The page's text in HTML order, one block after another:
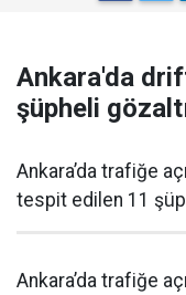
Ankara'da
şüpheli
Ankara’da trafiğe
tespit edilen 11
Ankara’da trafiğe